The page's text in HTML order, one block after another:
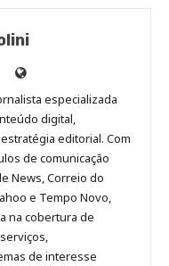
Site
de
Anny
Malagolini
especializada
digital,
editorial. Com
de comunicação
News, Correio do
e Tempo Novo,
na cobertura de
de interesse